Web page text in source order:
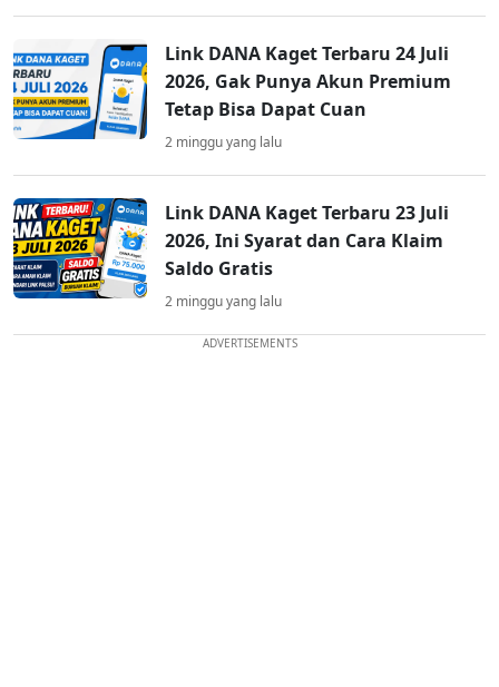
Link DANA Kaget Terbaru 24 Juli
2026, Gak Punya Akun Premium
Tetap Bisa Dapat Cuan
2 minggu yang lalu
Link DANA Kaget Terbaru 23 Juli
2026, Ini Syarat dan Cara Klaim
Saldo Gratis
2 minggu yang lalu
ADVERTISEMENTS